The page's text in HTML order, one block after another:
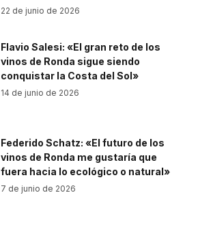
22 de junio de 2026
Flavio Salesi: «El gran reto de los
vinos de Ronda sigue siendo
conquistar la Costa del Sol»
14 de junio de 2026
Federido Schatz: «El futuro de los
vinos de Ronda me gustaría que
fuera hacia lo ecológico o natural»
7 de junio de 2026